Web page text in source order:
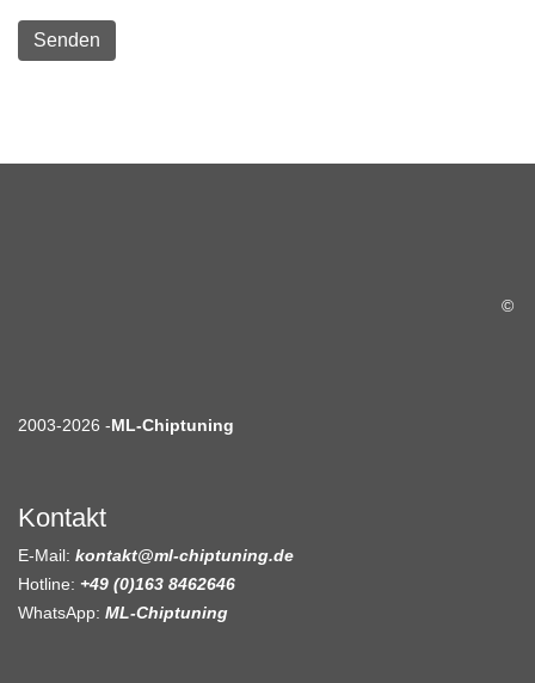
©
2003-2026 -ML-Chiptuning
Kontakt
E-Mail: kontakt@ml-chiptuning.de
Hotline: +49 (0)163 8462646
WhatsApp: ML-Chiptuning